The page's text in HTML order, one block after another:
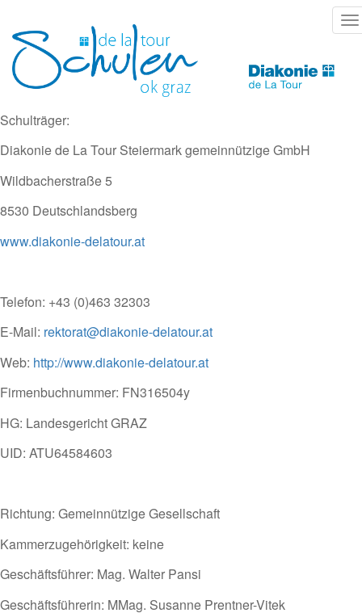
zum
Inhalt
Schulträger:
Diakonie de La Tour Steiermark gemeinnützige GmbH
Wildbacherstraße 5
8530 Deutschlandsberg
www.diakonie-delatour.at
Telefon: +43 (0)463 32303
E-Mail: rektorat@diakonie-delatour.at
Web: http://www.diakonie-delatour.at
Firmenbuchnummer: FN316504y
HG: Landesgericht GRAZ
UID: ATU64584603
Richtung: Gemeinnützige Gesellschaft
Kammerzugehörigkeit: keine
Geschäftsführer: Mag. Walter Pansi
Geschäftsführerin: MMag. Susanne Prentner-Vitek